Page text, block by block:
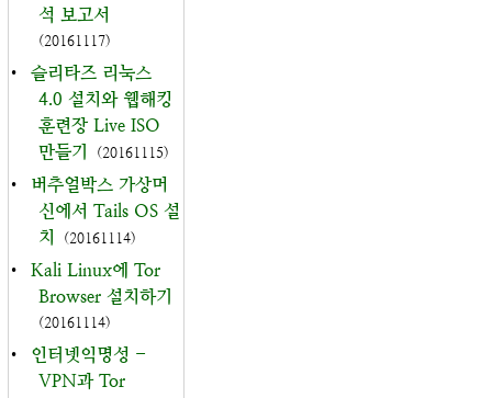
석 보고서
(20161117)
•
슬리타즈 리눅스
4.0 설치와 웹해킹
훈련장 Live ISO
만들기
(20161115)
•
버추얼박스 가상머
신에서 Tails OS 설
치
(20161114)
•
Kali Linux에 Tor
Browser 설치하기
(20161114)
•
인터넷익명성 -
VPN과 Tor